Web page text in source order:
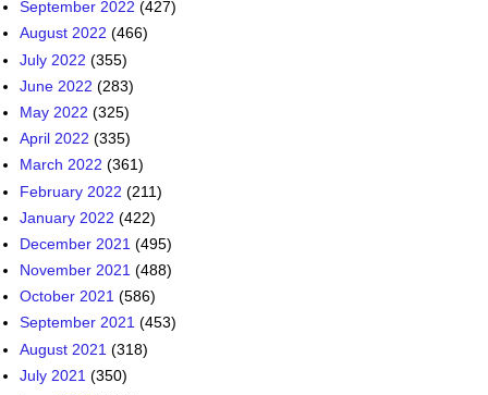
April 2022(335)
March 2022(361)
February 2022(211)
January 2022(422)
December 2021
November 2021
October 2021(586)
September 2021(453)
August 2021(318)
July 2021(350)
June 2021 (499)
May 2021(509)
April 2021(131)
March 2021(136)
February 2021(42)